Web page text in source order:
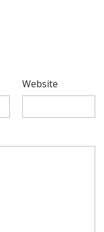
Website